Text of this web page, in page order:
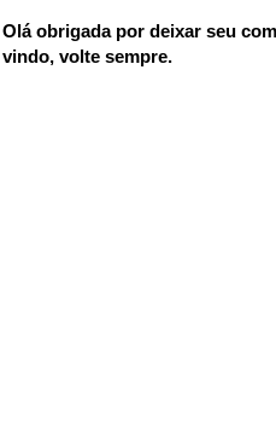
Olá obrigada por deixar seu
vindo, volte sempre.